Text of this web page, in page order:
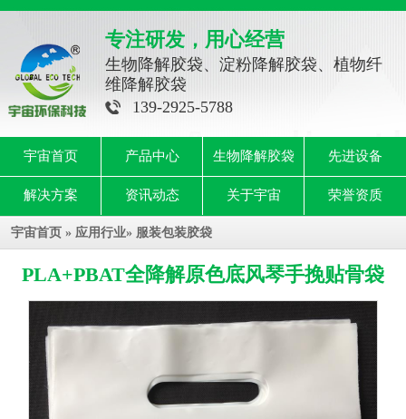
专注研发，用心经营
生物降解胶袋、淀粉降解胶袋、植物纤
维降解胶袋
139-2925-5788
宇宙首页 产品中心 生物降解胶袋 先进设备
解决方案 资讯动态 关于宇宙 荣誉资质
宇宙首页 » 应用行业» 服装包装胶袋
PLA+PBAT全降解原色底风琴手挽贴骨袋